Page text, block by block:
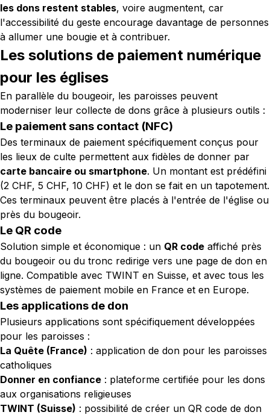
les dons restent stables, voire augmentent, car
l'accessibilité du geste encourage davantage de personnes
à allumer une bougie et à contribuer.
Les solutions de paiement numérique
pour les églises
En parallèle du bougeoir, les paroisses peuvent
moderniser leur collecte de dons grâce à plusieurs outils :
Le paiement sans contact (NFC)
Des terminaux de paiement spécifiquement conçus pour
les lieux de culte permettent aux fidèles de donner par
carte bancaire ou smartphone. Un montant est prédéfini
(2 CHF, 5 CHF, 10 CHF) et le don se fait en un tapotement.
Ces terminaux peuvent être placés à l'entrée de l'église ou
près du bougeoir.
Le QR code
Solution simple et économique : un QR code affiché près
du bougeoir ou du tronc redirige vers une page de don en
ligne. Compatible avec TWINT en Suisse, et avec tous les
systèmes de paiement mobile en France et en Europe.
Les applications de don
Plusieurs applications sont spécifiquement développées
pour les paroisses :
La Quête (France) : application de don pour les paroisses
catholiques
Donner en confiance : plateforme certifiée pour les dons
aux organisations religieuses
TWINT (Suisse) : possibilité de créer un QR code de don